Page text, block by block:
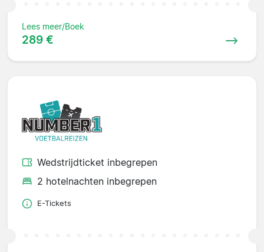
Lees meer/Boek
289 €
Wedstrijdticket inbegrepen
2 hotelnachten inbegrepen
E-Tickets